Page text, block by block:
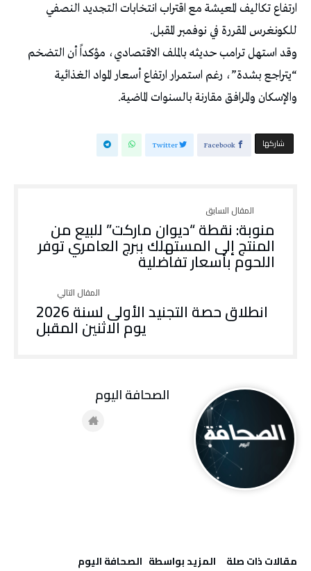
ارتفاع تكاليف المعيشة مع اقتراب انتخابات التجديد النصفي
للكونغرس المقررة في نوفمبر المقبل.
وقد استهل ترامب حديثه بالملف الاقتصادي، مؤكداً أن التضخم
“يتراجع بشدة”، رغم استمرار ارتفاع أسعار المواد الغذائية
والإسكان والمرافق مقارنة بالسنوات الماضية.
‫‫ شاركها‬ Facebook
Twitter
منوبة: نقطة “ديوان ماركت” للبيع من
المنتج إلى المستهلك ببرج العامري توفر
اللحوم بأسعار تفاضلية
انطلاق حصة التجنيد الأولى لسنة 2026
يوم الاثنين المقبل
‫مقالات ذات صلة‬ ‫‫المزيد بواسطة‬ ‬ ‭ ‬الصحافة‭ ‬اليوم